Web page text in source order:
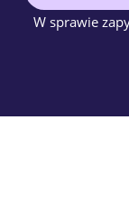
W sprawie